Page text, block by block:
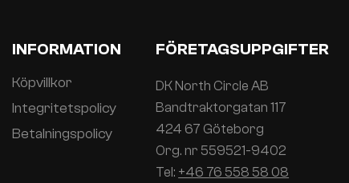
INFORMATION
Köpvillkor
Integritetspolicy
Betalningspolicy
FÖRETAGSUPPGIFTER
DK North Circle AB
Bandtraktorgatan 117
424 67 Göteborg
Org. nr 559521-9402
Tel: +46 76 558 58 08